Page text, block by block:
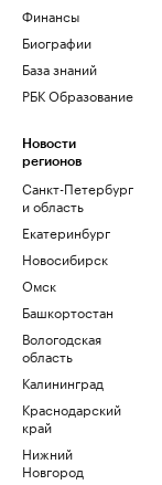
Финансы
Биографии
База знаний
РБК Образование
Новости
регионов
Санкт-Петербург
и область
Екатеринбург
Новосибирск
Омск
Башкортостан
Вологодская
область
Калининград
Краснодарский
край
Нижний
Новгород